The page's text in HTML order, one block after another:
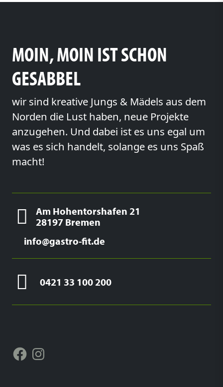
MOIN, MOIN IST SCHON
GESABBEL
wir sind kreative Jungs & Mädels aus dem
Norden die Lust haben, neue Projekte
anzugehen. Und dabei ist es uns egal um
was es sich handelt, solange es uns Spaß
macht!
Am Hohentorshafen 21
28197 Bremen
info@gastro-fit.de
0421 33 100 200
FacebookInstagram